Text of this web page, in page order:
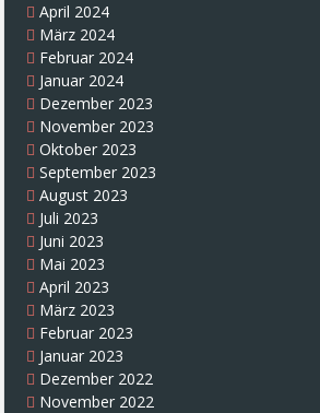
April 2024
März 2024
Februar 2024
Januar 2024
Dezember 2023
November 2023
Oktober 2023
September 2023
August 2023
Juli 2023
Juni 2023
Mai 2023
April 2023
März 2023
Februar 2023
Januar 2023
Dezember 2022
November 2022